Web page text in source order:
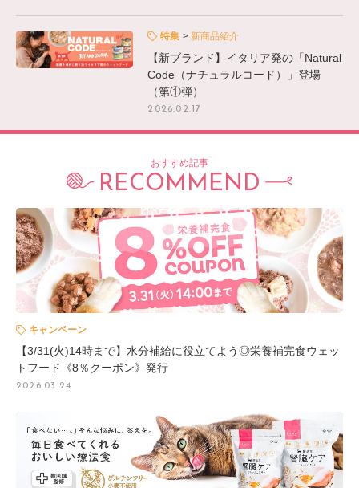
特集 新商品紹介
【新ブランド】イタリア発の「Natural
Code（ナチュラルコード）」登場
（第①弾）
2026.02.17
おすすめ記事
RECOMMEND
キャンペーン
【3/31(火)14時まで】水分補給に役立てよう◎栄養補完食ウェッ
トフード《8％クーポン》発行
2026.03.24